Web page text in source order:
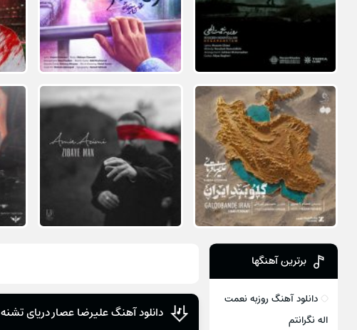
دانلود آهنگ علیرضا عصار دریای تشنه
برترین آهنگها
دانلود آهنگ روزبه نعمت
اله نگرانتم